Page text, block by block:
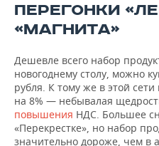
ПЕРЕГОНКИ
«МАГНИТА»
Дешевле всего набор
новогоднему столу, можно
рубля. К тому же в этой
на 8% — небывалая
повышения НДС. Большее
«Перекрестке», но набор
значительно дороже, чем в